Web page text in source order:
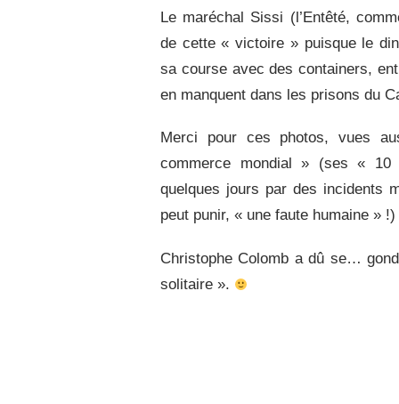
Le maréchal Sissi (l’Entêté,
de cette « victoire » puisque le
sa course avec des containers,
en manquent dans les prisons du
Merci pour ces photos, vues
commerce mondial » (ses « 10
quelques jours par des incidents
peut punir, « une faute humaine » !)
Christophe Colomb a dû se…
solitaire ».